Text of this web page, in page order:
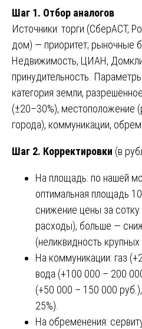
Шаг 1. Отбор аналогов
Источники: торги (СберАСТ,
дом) — приоритет; рыночные
Недвижимость, ЦИАН,
принудительность.
категория земли,
(±20–30%), местоположение
города), коммуникации,
Шаг 2. Корректировки (в
На площадь: по нашей
оптимальная площадь
снижение цены за
расходы), больше —
(неликвидность крупных
На коммуникации: газ
вода (+100 000 – 200
(+50 000 – 150 000
25%).
На обременения: